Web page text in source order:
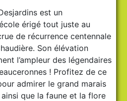
est un
érigé tout juste au
de récurrence centennale
Son élévation
l’ampleur des légendaires
! Profitez de ce
admirer le grand marais
que la faune et la flore